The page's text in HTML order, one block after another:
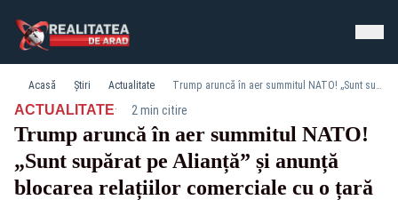
Acasă Știri Actualitate Trump aruncă în aer summitul NATO! „Sunt supărat pe Alianță” și anunță blocarea relațiilor comerciale cu o țară aliată
ACTUALITATE· 2 min citire
Trump aruncă în aer summitul NATO!
„Sunt supărat pe Alianță” și anunță
blocarea relațiilor comerciale cu o țară